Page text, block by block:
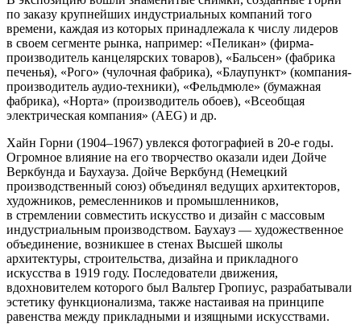
по заказу крупнейших индустриальных компаний того
времени, каждая из которых принадлежала к числу лидеров
в своем сегменте рынка, например: «Пеликан» (фирма-
производитель канцелярских товаров), «Бальсен» (фабрика
печенья), «Рого» (чулочная фабрика), «Блаупункт» (компания-
производитель аудио-техники), «Фельдмюле» (бумажная
фабрика), «Норта» (производитель обоев), «Всеобщая
электрическая компания» (AEG) и др.
Хайн Горни (1904–1967) увлекся фотографией в 20-е годы.
Огромное влияние на его творчество оказали идеи Дойче
Веркбунда и Баухауза. Дойче Веркбунд (Немецкий
производственный союз) объединял ведущих архитекторов,
художников, ремесленников и промышленников,
в стремлении совместить искусство и дизайн с массовым
индустриальным производством. Баухауз — художественное
объединение, возникшее в стенах Высшей школы
архитектуры, строительства, дизайна и прикладного
искусства в 1919 году. Последователи движения,
вдохновителем которого был Вальтер Гропиус, разрабатывали
эстетику функционализма, также настаивая на принципе
равенства между прикладными и изящными искусствами.